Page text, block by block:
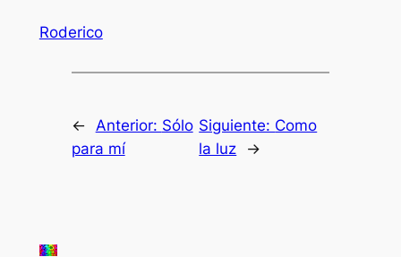
Roderico
← Anterior: Sólo
para mí
Siguiente: Como
la luz
→